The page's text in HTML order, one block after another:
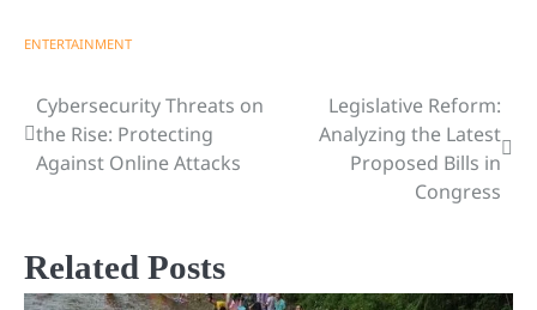
ENTERTAINMENT
Post
navigation
Cybersecurity Threats on
the Rise: Protecting
Against Online Attacks
Legislative Reform:
Analyzing the Latest
Proposed Bills in
Congress
Related Posts